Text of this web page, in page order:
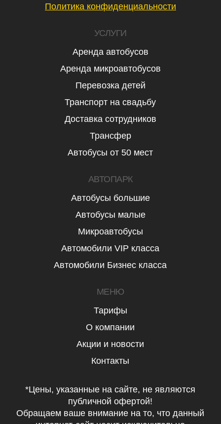
Политика конфиденциальности
УСЛУГИ
Аренда автобусов
Аренда микроавтобусов
Перевозка детей
Транспорт на свадьбу
Доставка сотрудников
Трансфер
Автобусы от 50 мест
АВТОПАРК
Автобусы большие
Автобусы малые
Микроавтобусы
Автомобили VIP класса
Автомобили Бизнес класса
МЕНЮ
Тарифы
О компании
Акции и новости
Контакты
*Цены, указанные на сайте, не являются
публичной офертой!
Обращаем ваше внимание на то, что данный